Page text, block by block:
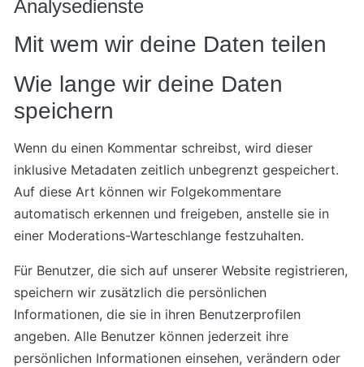
Analysedienste
Mit wem wir deine Daten teilen
Wie lange wir deine Daten
speichern
Wenn du einen Kommentar schreibst, wird dieser
inklusive Metadaten zeitlich unbegrenzt gespeichert.
Auf diese Art können wir Folgekommentare
automatisch erkennen und freigeben, anstelle sie in
einer Moderations-Warteschlange festzuhalten.
Für Benutzer, die sich auf unserer Website registrieren,
speichern wir zusätzlich die persönlichen
Informationen, die sie in ihren Benutzerprofilen
angeben. Alle Benutzer können jederzeit ihre
persönlichen Informationen einsehen, verändern oder